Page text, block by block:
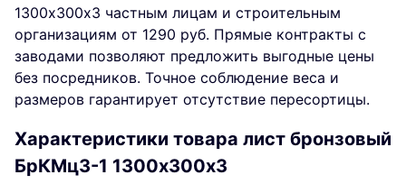
1300х300х3 частным лицам и строительным
организациям от 1290 руб. Прямые контракты с
заводами позволяют предложить выгодные цены
без посредников. Точное соблюдение веса и
размеров гарантирует отсутствие пересортицы.
Характеристики товара лист бронзовый
БрКМц3-1 1300х300х3